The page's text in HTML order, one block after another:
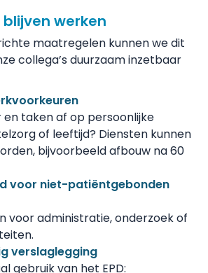
werken
maatregelen kunnen we dit
collega’s duurzaam inzetbaar
taken af op persoonlijke
of leeftijd? Diensten kunnen
bijvoorbeeld afbouw na 60
voor niet-patiëntgebonden
voor administratie, onderzoek of
verslaglegging
gebruik van het EPD: